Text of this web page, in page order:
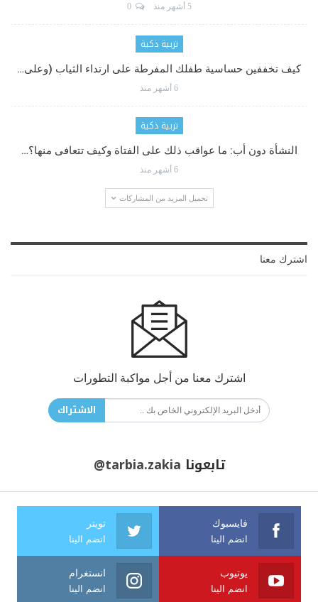
5 أشهر منذ 0
تربية ذكية
كيف تخففين حساسية طفلك المفرطة على ارتداء الثياب (وعلى…
6 أشهر منذ
تربية ذكية
النشأة دون أب: ما عواقب ذلك على الفتاة وكيف تتعافى منها؟…
6 أشهر منذ
تحميل المزيد من المشاركات
اشترك معنا
اشترك معنا من أجل مواكبة التطورات
الاشتراك
تابعونا @tarbia.zakia
فايسبوك
انضم الينا
تويتر
انضم الينا
يوتيوب
انضم الينا
انستغرام
انضم الينا